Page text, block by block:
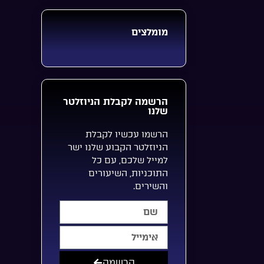
מומלצים
הרשמה לקבלת הניוזלטר
שלנו
הרשמו עכשיו לקבלת
הניוזלטר הקבוע שלנו ישר
למייל שלכם, עם כל
התוכניות, השיעורים
והשירים.